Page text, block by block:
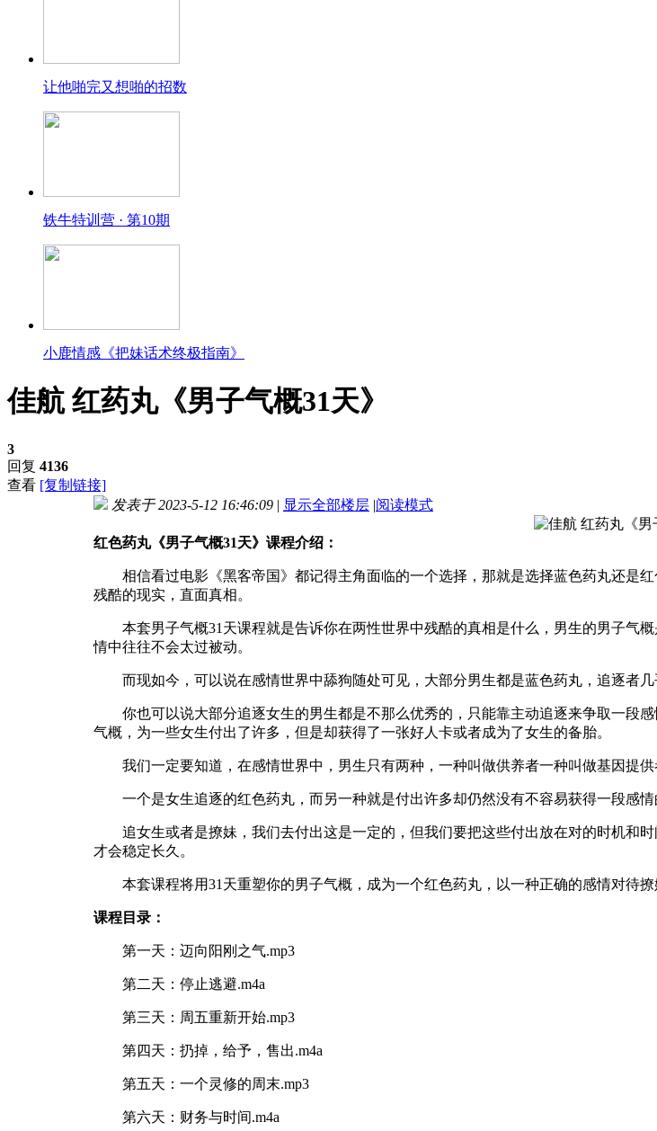
让他啪完又想啪的招数
铁牛特训营 · 第10期
小鹿情感《把妹话术终极指南》
佳航 红药丸《男子气概31天》
3
回复 4136
查看 [复制链接]
发表于 2023-5-12 16:46:09 | 显示全部楼层 |阅读模式
红色药丸《男子气概31天》课程介绍：
相信看过电影《黑客帝国》都记得主角面临的一个选择，那就是选择蓝色药丸还是
残酷的现实，直面真相。
本套男子气概31天课程就是告诉你在两性世界中残酷的真相是什么，男生的男子气
情中往往不会太过被动。
而现如今，可以说在感情世界中舔狗随处可见，大部分男生都是蓝色药丸，追逐者几
你也可以说大部分追逐女生的男生都是不那么优秀的，只能靠主动追逐来争取一段
气概，为一些女生付出了许多，但是却获得了一张好人卡或者成为了女生的备胎。
我们一定要知道，在感情世界中，男生只有两种，一种叫做供养者一种叫做基因提
一个是女生追逐的红色药丸，而另一种就是付出许多却仍然没有不容易获得一段感情
追女生或者是撩妹，我们去付出这是一定的，但我们要把这些付出放在对的时机和
才会稳定长久。
本套课程将用31天重塑你的男子气概，成为一个红色药丸，以一种正确的感情对待撩
课程目录：
第一天：迈向阳刚之气.mp3
第二天：停止逃避.m4a
第三天：周五重新开始.mp3
第四天：扔掉，给予，售出.m4a
第五天：一个灵修的周末.mp3
第六天：财务与时间.m4a